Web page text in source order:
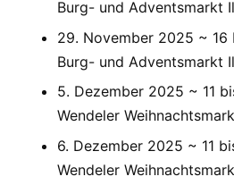
Burg- und Adventsmarkt
29. November 2025 ~ 16
Burg- und Adventsmarkt
5. Dezember 2025 ~ 11
Wendeler
6. Dezember 2025 ~ 11
Wendeler